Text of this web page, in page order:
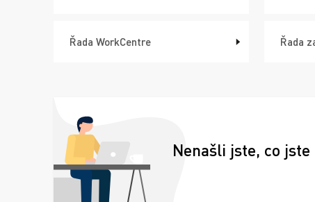
Řada WorkCentre Řada
Nenašli jste, co